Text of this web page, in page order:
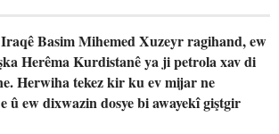
Basim Mihemed Xuzeyr ragihand, ew
Herêma Kurdistanê ya ji petrola xav di
Herwiha tekez kir ku ev mijar ne
û ew dixwazin dosye bi awayekî giştgir